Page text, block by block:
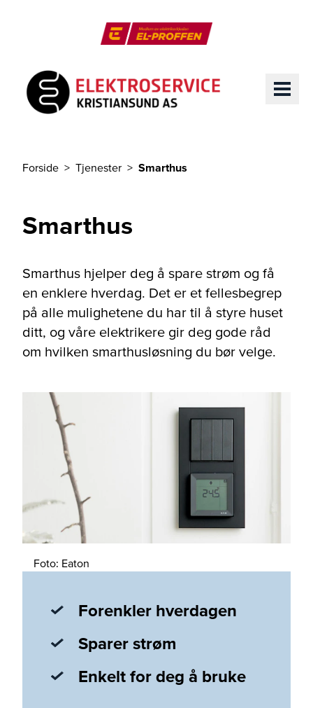
Forside Tjenester Smarthus
Smarthus
Smarthus hjelper deg å spare strøm og få
en enklere hverdag. Det er et fellesbegrep
på alle mulighetene du har til å styre huset
ditt, og våre elektrikere gir deg gode råd
om hvilken smarthusløsning du bør velge.
Foto: Eaton
Forenkler hverdagen
Sparer strøm
Enkelt for deg å bruke